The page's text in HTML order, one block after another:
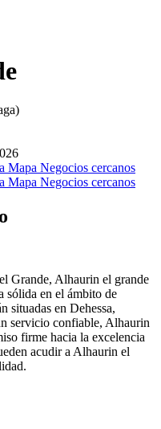
Mapa Negocios cercanos
Mapa Negocios cercanos
Grande, Alhaurin el grande
sólida en el ámbito de
situadas en Dehessa,
servicio confiable, Alhaurin
firme hacia la excelencia
acudir a Alhaurin el